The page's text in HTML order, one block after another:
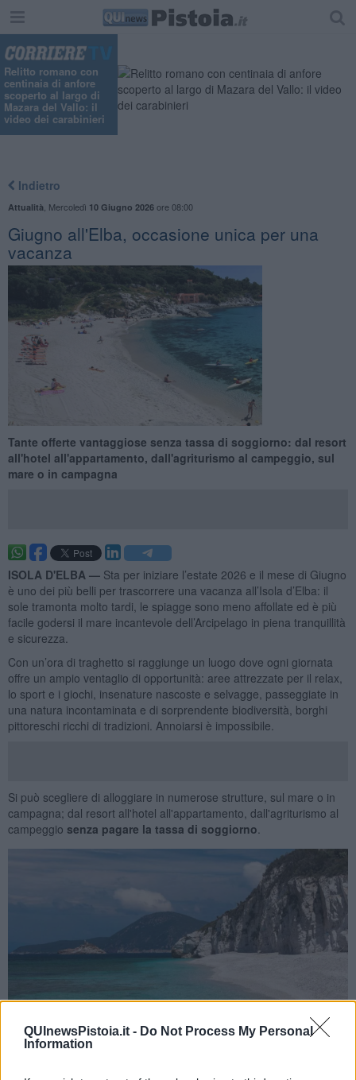
QUInewsPistoia.it - Do Not Process My Personal
Information
Relitto romano con
centinaia di anfore
scoperto al largo di
Mazara del Vallo: il
video dei carabinieri
Indietro
Attualità Mercoledì 10 Giugno 2026ore 08:00
Giugno all'Elba, occasione unica per una
vacanza
Tante offerte vantaggiose senza tassa di soggiorno: dal resort
all'hotel all'appartamento, dall'agriturismo al campeggio, sul
mare o in campagna
ISOLA D'ELBA — Sta per iniziare l’estate 2026 e il mese di Giugno
è uno dei più belli per trascorrere una vacanza all’Isola d’Elba: il
sole tramonta molto tardi, le spiagge sono meno affollate ed è più
facile godersi il mare incantevole dell’Arcipelago in piena tranquillità
e sicurezza.
Con un’ora di traghetto si raggiunge un luogo dove ogni giornata
offre un ampio ventaglio di opportunità: aree attrezzate per il relax,
lo sport e i giochi, insenature nascoste e selvagge, passeggiate in
una natura incontaminata e di sorprendente biodiversità, borghi
pittoreschi ricchi di tradizioni. Annoiarsi è impossibile.
Si può scegliere di alloggiare in numerose strutture, sul mare o in
campagna; dal resort all'hotel all'appartamento, dall'agriturismo al
campeggio senza pagare la tassa di soggiorno